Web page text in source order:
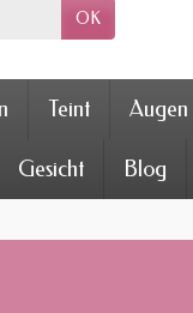
OK
Teint Augen
Gesicht Blog